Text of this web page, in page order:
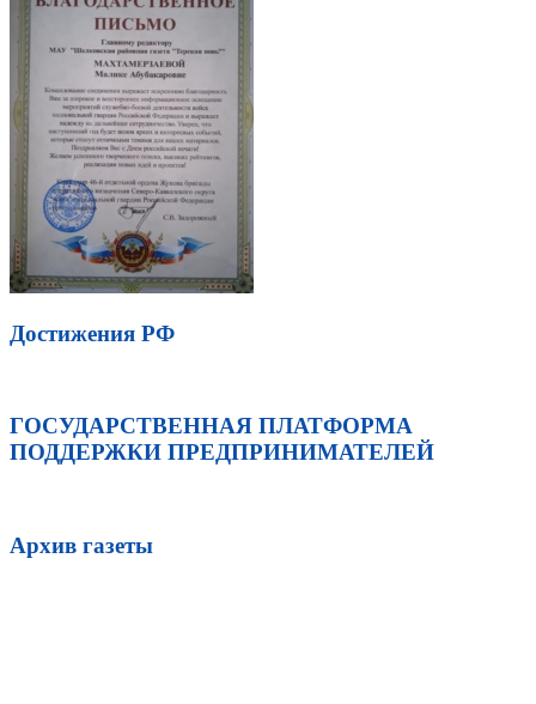
Достижения РФ
ГОСУДАРСТВЕННАЯ ПЛАТФОРМА
ПОДДЕРЖКИ ПРЕДПРИНИМАТЕЛЕЙ
Архив газеты